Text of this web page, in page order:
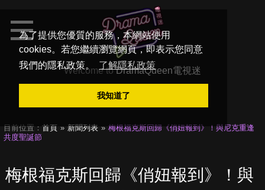
為了提供您優質的服務，本網站使用
cookies。若您繼續瀏覽網頁，即表示您同意
我們的隱私政策。
了解隱私政策
我知道了
Welcome toDramaQueen電視迷
目前位置： 首頁 新聞列表
梅根福克斯回歸《俏妞報到》！與尼克重逢
共度聖誕節
梅根福克斯回歸《俏妞報到》！與